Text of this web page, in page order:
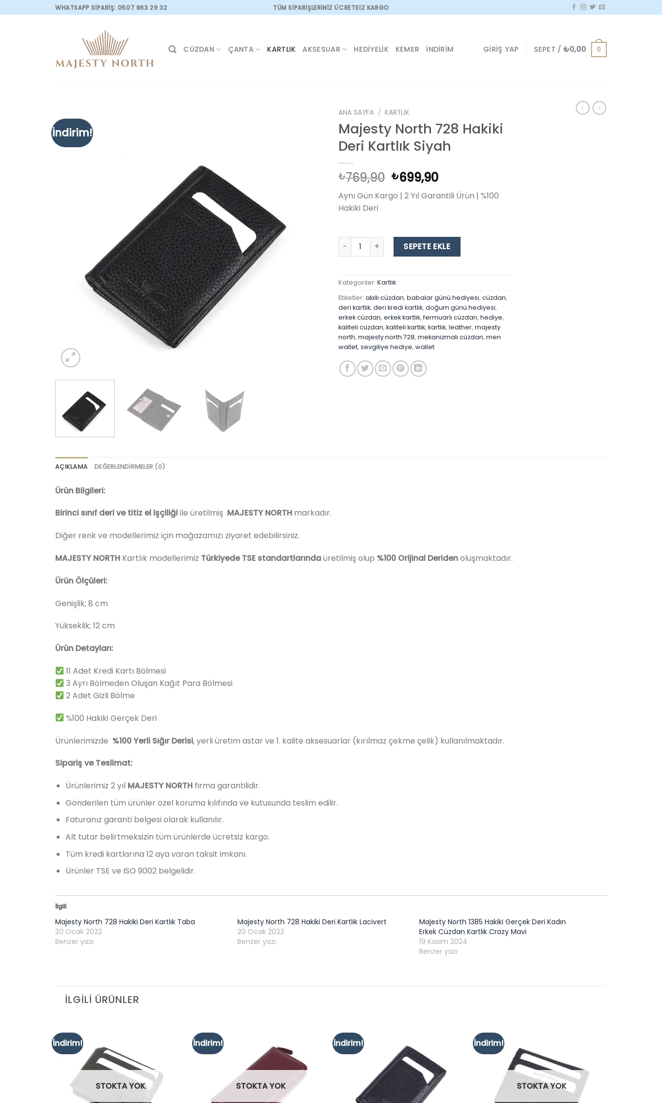
to
WHATSAPP SİPARİŞ: 0507 863 29 32 TÜM SİPARİŞLERİNİZ ÜCRETSİZ KARGO
CÜZDAN ÇANTA KARTLIK AKSESUAR HEDIYELIK KEMER İNDIRIM GIRIŞ YAP SEPET / ₺0,00 0
İndirim!
ANA SAYFA / KARTLIK
Majesty North 728 Hakiki
Deri Kartlık Siyah
₺769,90 Orijinal
fiyat:
₺769,90.
₺699,90Şu
andaki
fiyat:
Aynı Gün Kargo | 2 Yıl Garantili Ürün | %100
Hakiki Deri
Majesty North 728 Hakiki Deri Kartlık Siyah adet
SEPETE EKLE
Kategoriler: Kartlık
Etiketler: akıllı cüzdan, babalar günü hediyesi, cüzdan,
deri kartlık, deri kredi kartlık, doğum günü hediyesi,
erkek cüzdan, erkek kartlık, fermuarlı cüzdan, hediye,
kaliteli cüzdan, kaliteli kartlık, kartlık, leather, majesty
north, majesty north 728, mekanizmalı cüzdan, men
wallet, sevgiliye hediye, wallet
AÇIKLAMA DEĞERLENDIRMELER (0)
Ürün Bilgileri:
Birinci sınıf deri ve titiz el işçiliğiile üretilmiş MAJESTY NORTH markadır.
Diğer renk ve modellerimiz için mağazamızı ziyaret edebilirsiniz.
MAJESTY NORTH Kartlık modellerimiz TürkiyedeTSE standartlarındaüretilmiş olup %100 Orijinal Deridenoluşmaktadır.
Ürün Ölçüleri:
Genişlik; 8 cm
Yükseklik; 12 cm
Ürün Detayları:
11 Adet Kredi Kartı Bölmesi
3 Ayrı Bölmeden Oluşan Kağıt Para Bölmesi
2 Adet Gizli Bölme
%100 Hakiki Gerçek Deri
Ürünlerimizde %100 Yerli Sığır Derisi, yerli üretim astar ve 1. kalite aksesuarlar (kırılmaz çekme çelik) kullanılmaktadır.
Sipariş ve Teslimat:
Ürünlerimiz 2 yıl MAJESTY NORTH firma garantilidir.
Gönderilen tüm ürünler özel koruma kılıfında ve kutusunda teslim edilir.
Faturanız garanti belgesi olarak kullanılır.
Alt tutar belirtmeksizin tüm ürünlerde ücretsiz kargo.
Tüm kredi kartlarına 12 aya varan taksit imkanı.
Ürünler TSE ve ISO 9002 belgelidir.
İlgili
Majesty North 728 Hakiki Deri Kartlık Taba
20 Ocak 2022
Benzer yazı
Majesty North 728 Hakiki Deri Kartlık Lacivert
20 Ocak 2022
Benzer yazı
Majesty North 1385 Hakiki Gerçek Deri Kadın
Erkek Cüzdan Kartlık Crazy Mavi
19 Kasım 2024
Benzer yazı
İLGILI ÜRÜNLER
İndirim!
wishlist
STOKTA YOK
İndirim!
Add to
wishlist
STOKTA YOK
İndirim!
wishlist
İndirim!
wishlist
STOKTA YOK